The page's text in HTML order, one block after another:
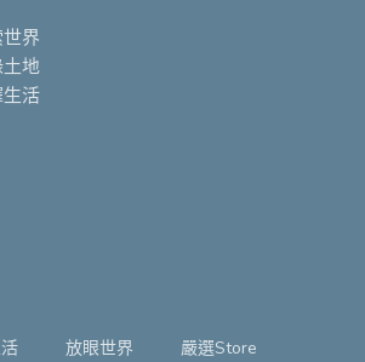
界
地
活
放眼世界 嚴選Store